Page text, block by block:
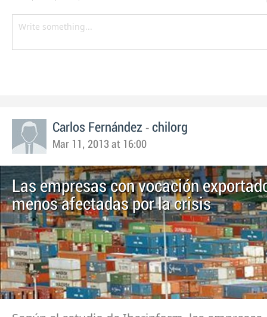
Carlos Fernández - chilorg
Mar 11, 2013 at 16:00
Las empresas con vocación
menos afectadas por la crisis